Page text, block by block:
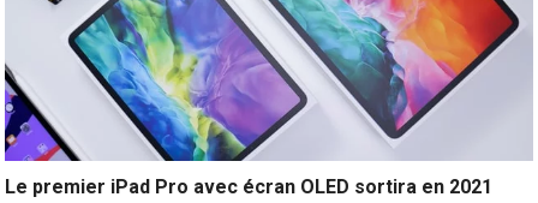
Le premier iPad Pro avec écran OLED sortira en 2021